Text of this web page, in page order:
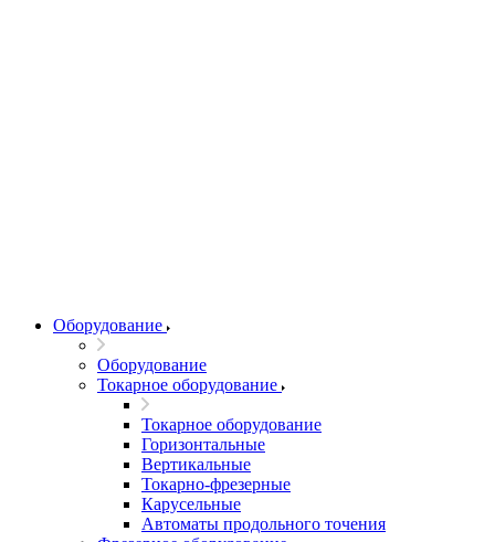
Оборудование
Оборудование
Токарное оборудование
Токарное оборудование
Горизонтальные
Вертикальные
Токарно-фрезерные
Карусельные
Автоматы продольного точения